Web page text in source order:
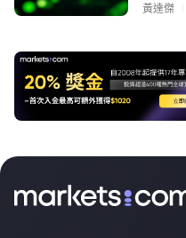
黃達傑